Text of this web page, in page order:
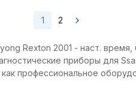
1 2
Rexton 2001 - наст.
приборы для
профессиональное